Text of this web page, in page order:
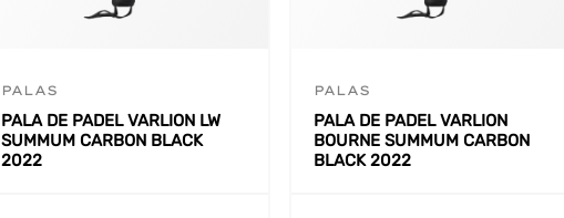
PALAS
PALA DE PADEL VARLION LW
SUMMUM CARBON BLACK
2022
PALAS
PALA DE PADEL VARLION
BOURNE SUMMUM CARBON
BLACK 2022